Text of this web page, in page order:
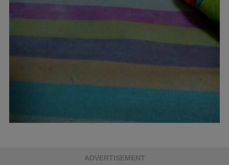
ADVERTISEMENT